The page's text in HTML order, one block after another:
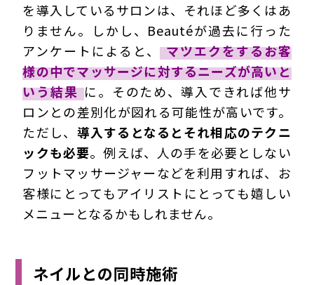
を導入しているサロンは、それほど多くはあ
りません。しかし、Beautéが過去に行った
アンケートによると、 マツエクをするお客
様の中でマッサージに対するニーズが高いと
いう結果 に。そのため、導入できれば他サ
ロンとの差別化が図れる可能性が高いです。
ただし、 導入するとなるとそれ相応のテクニ
ックも必要。例えば、人の手を必要としない
フットマッサージャーなどを利用すれば、お
客様にとってもアイリストにとっても嬉しい
メニューとなるかもしれません。
ネイルとの同時施術